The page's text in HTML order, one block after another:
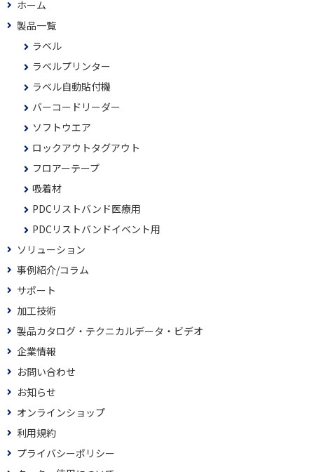
ホーム
製品一覧
ラベル
ラベルプリンター
ラベル自動貼付機
バーコードリーダー
ソフトウエア
ロックアウトタグアウト
フロアーテープ
吸着材
PDCリストバンド医療用
PDCリストバンドイベント用
ソリューション
事例紹介/コラム
サポート
加工技術
製品カタログ・テクニカルデータ・ビデオ
企業情報
お問い合わせ
お知らせ
オンラインショップ
利用規約
プライバシーポリシー